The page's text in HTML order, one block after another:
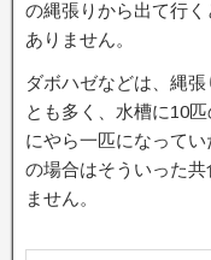
の縄張りから出て行
ありません。
ダボハゼなどは、縄
とも多く、水槽に10
にやら一匹になって
の場合はそういった
ません。